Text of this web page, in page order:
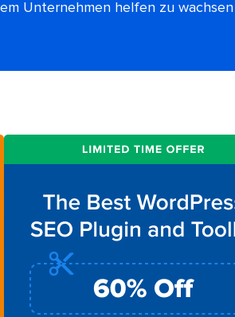
Unternehmen helfen zu wachsen